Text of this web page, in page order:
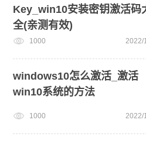
Key_win10安装密钥激活码
全(亲测有效)
1000 2022/
windows10怎么激活_激活
win10系统的方法
1000 2022/